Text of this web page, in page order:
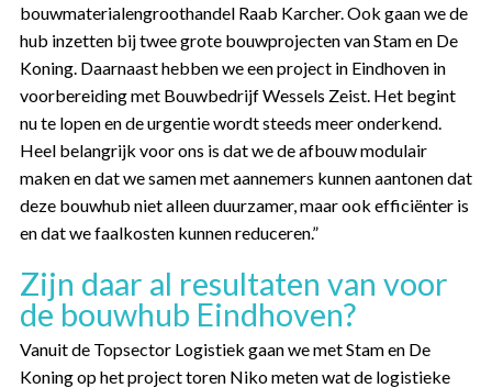
bouwmaterialengroothandel Raab Karcher. Ook gaan we de
hub inzetten bij twee grote bouwprojecten van Stam en De
Koning. Daarnaast hebben we een project in Eindhoven in
voorbereiding met Bouwbedrijf Wessels Zeist. Het begint
nu te lopen en de urgentie wordt steeds meer onderkend.
Heel belangrijk voor ons is dat we de afbouw modulair
maken en dat we samen met aannemers kunnen aantonen dat
deze bouwhub niet alleen duurzamer, maar ook efficiënter is
en dat we faalkosten kunnen reduceren.”
Zijn daar al resultaten van voor
de bouwhub Eindhoven?
Vanuit de Topsector Logistiek gaan we met Stam en De
Koning op het project toren Niko meten wat de logistieke